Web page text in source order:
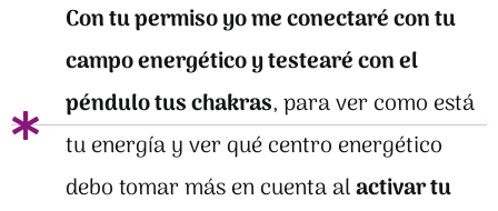
Con tu permiso yo me conectaré con tu
campo energético y testearé con el
péndulo tus chakras, para ver como está
tu energía y ver qué centro energético
debo tomar más en cuenta alactivar tu